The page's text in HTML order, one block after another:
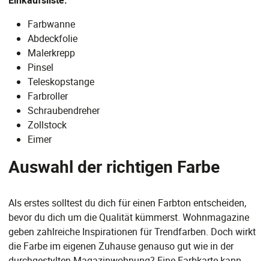
Farbwanne
Abdeckfolie
Malerkrepp
Pinsel
Teleskopstange
Farbroller
Schraubendreher
Zollstock
Eimer
Auswahl der richtigen Farbe
Als erstes solltest du dich für einen Farbton entscheiden,
bevor du dich um die Qualität kümmerst. Wohnmagazine
geben zahlreiche Inspirationen für Trendfarben. Doch wirkt
die Farbe im eigenen Zuhause genauso gut wie in der